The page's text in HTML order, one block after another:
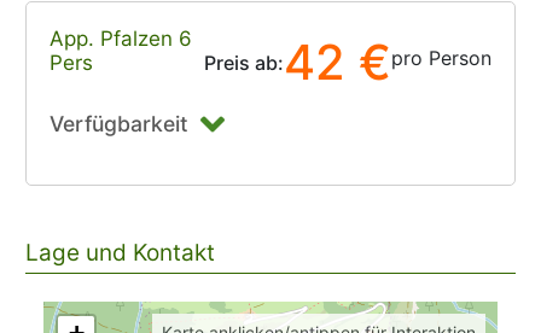
App. Pfalzen 6
Pers
Preis ab:42 €pro Person
Verfügbarkeit
Lage und Kontakt